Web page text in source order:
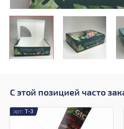
С этой позицией часто
Т-3